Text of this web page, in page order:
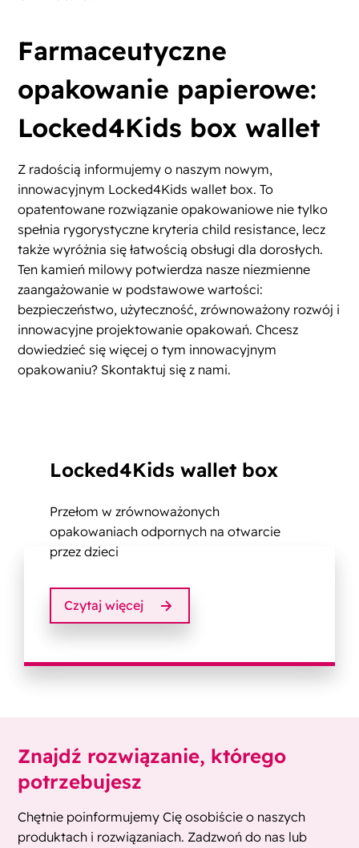
Farmaceutyczne
opakowanie papierowe:
Locked4Kids box wallet
Z radością informujemy o naszym nowym,
innowacyjnym Locked4Kids wallet box. To
opatentowane rozwiązanie opakowaniowe nie tylko
spełnia rygorystyczne kryteria child resistance, lecz
także wyróżnia się łatwością obsługi dla dorosłych.
Ten kamień milowy potwierdza nasze niezmienne
zaangażowanie w podstawowe wartości:
bezpieczeństwo, użyteczność, zrównoważony rozwój i
innowacyjne projektowanie opakowań. Chcesz
dowiedzieć się więcej o tym innowacyjnym
opakowaniu? Skontaktuj się z nami.
Locked4Kids wallet box
Przełom w zrównoważonych
opakowaniach odpornych na otwarcie
przez dzieci
Czytaj więcej
Znajdź rozwiązanie, którego
potrzebujesz
Chętnie poinformujemy Cię osobiście o naszych
produktach i rozwiązaniach. Zadzwoń do nas lub